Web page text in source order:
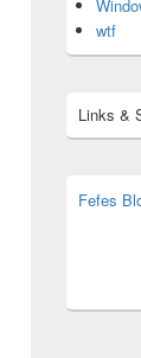
wtf
Links &
Fefes